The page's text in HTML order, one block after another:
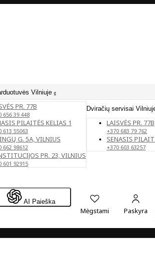
Vilniuje
PR. 77B
656 39 448
PILAITĖS KELIAS 1
613 55063
G. 5A, VILNIUS
662 98612
PR. 23, VILNIUS
601 92915
Dviračių servisai
LAISVĖS PR. 77B
+370 683 79 762
SENASIS
+370 603 63257
AI Paieška
Mėgstami Paskyra